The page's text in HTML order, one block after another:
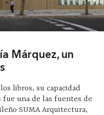
Márquez, un
libros, su capacidad
fue una de las fuentes de
SUMA Arquitectura,